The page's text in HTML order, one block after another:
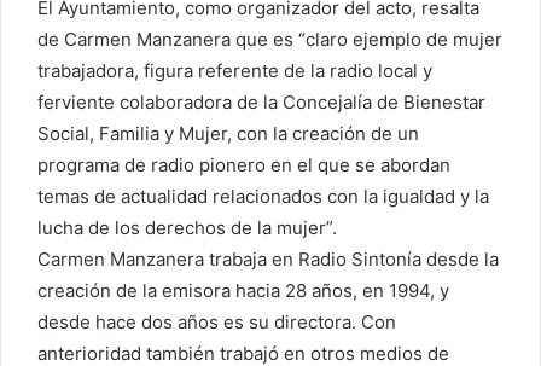
El Ayuntamiento, como organizador del acto, resalta
de Carmen Manzanera que es “claro ejemplo de mujer
trabajadora, figura referente de la radio local y
ferviente colaboradora de la Concejalía de Bienestar
Social, Familia y Mujer, con la creación de un
programa de radio pionero en el que se abordan
temas de actualidad relacionados con la igualdad y la
lucha de los derechos de la mujer”.
Carmen Manzanera trabaja en Radio Sintonía desde la
creación de la emisora hacia 28 años, en 1994, y
desde hace dos años es su directora. Con
anterioridad también trabajó en otros medios de